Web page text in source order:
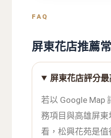
FAQ
屏東花店推薦
屏東花店評分
若以 Google Map
務項目與高雄屏
看，松興花苑是